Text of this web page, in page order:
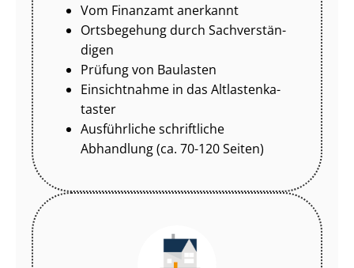
Vom Finanzamt anerkannt
Ortsbegehung durch Sach­ver­stän­
di­gen
Prüfung von Baulasten
Einsichtnahme in das Alt­las­ten­ka­
tas­ter
Ausführliche schriftliche
Abhandlung (ca. 70-120 Seiten)